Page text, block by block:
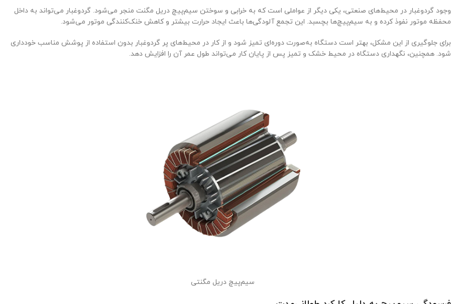
وجود گردوغبار در محیط‌های صنعتی، یکی دیگر از عواملی است که به خرابی و سوختن سیم‌پیچ دریل مگنت منجر می‌شود. گردوغبار می‌تواند به داخل
محفظه موتور نفوذ کرده و به سیم‌پیچ‌ها بچسبد. این تجمع آلودگی‌ها باعث ایجاد حرارت بیشتر و کاهش خنک‌کنندگی موتور می‌شود.
برای جلوگیری از این مشکل، بهتر است دستگاه به‌صورت دوره‌ای تمیز شود و از کار در محیط‌های پر گردوغبار بدون استفاده از پوشش مناسب خودداری
شود. همچنین، نگهداری دستگاه در محیط خشک و تمیز پس از پایان کار می‌تواند طول عمر آن را افزایش دهد.
سیم‌پیچ دریل مگنتی